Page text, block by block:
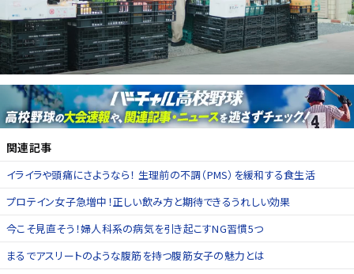
関連記事
イライラや頭痛にさようなら！ 生理前の不調（PMS）を緩和する食生活
プロテイン女子急増中！正しい飲み方と期待できるうれしい効果
今こそ見直そう！婦人科系の病気を引き起こすNG習慣5つ
まるでアスリートのような腹筋を持つ腹筋女子の魅力とは